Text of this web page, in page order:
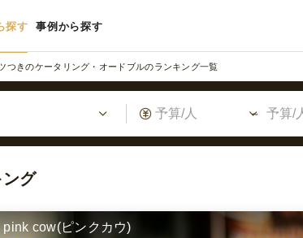
探す 事例から探す
つきのケータリング・オードブルのランキング一覧
グ
pink cow(ピンクカウ)